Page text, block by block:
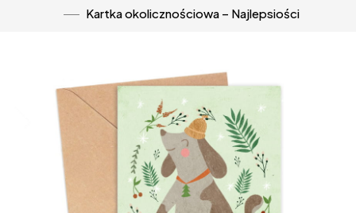
Kartka okolicznościowa – Najlepsiości